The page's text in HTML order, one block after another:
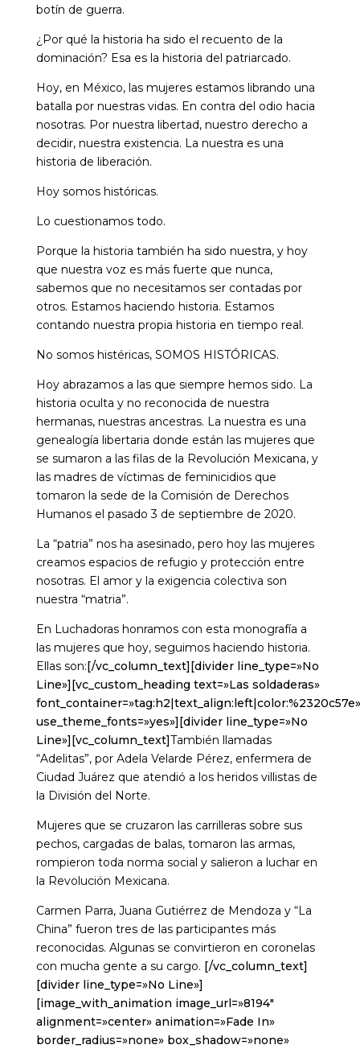
botín de guerra.
¿Por qué la historia ha sido el recuento de la
dominación? Esa es la historia del patriarcado.
Hoy, en México, las mujeres estamos librando una
batalla por nuestras vidas. En contra del odio hacia
nosotras. Por nuestra libertad, nuestro derecho a
decidir, nuestra existencia. La nuestra es una
historia de liberación.
Hoy somos históricas.
Lo cuestionamos todo.
Porque la historia también ha sido nuestra, y hoy
que nuestra voz es más fuerte que nunca,
sabemos que no necesitamos ser contadas por
otros. Estamos haciendo historia. Estamos
contando nuestra propia historia en tiempo real.
No somos histéricas, SOMOS HISTÓRICAS.
Hoy abrazamos a las que siempre hemos sido. La
historia oculta y no reconocida de nuestra
hermanas, nuestras ancestras. La nuestra es una
genealogía libertaria donde están las mujeres que
se sumaron a las filas de la Revolución Mexicana, y
las madres de víctimas de feminicidios que
tomaron la sede de la Comisión de Derechos
Humanos el pasado 3 de septiembre de 2020.
La “patria” nos ha asesinado, pero hoy las mujeres
creamos espacios de refugio y protección entre
nosotras. El amor y la exigencia colectiva son
nuestra “matria”.
En Luchadoras honramos con esta monografía a
las mujeres que hoy, seguimos haciendo historia.
Ellas son: [/vc_column_text][divider line_type=»No
Line»][vc_custom_heading text=»Las soldaderas»
font_container=»tag:h2|text_align:left|color:%2320c57e»
use_theme_fonts=»yes»][divider line_type=»No
Line»][vc_column_text]También llamadas
“Adelitas”, por Adela Velarde Pérez, enfermera de
Ciudad Juárez que atendió a los heridos villistas de
la División del Norte.
Mujeres que se cruzaron las carrilleras sobre sus
pechos, cargadas de balas, tomaron las armas,
rompieron toda norma social y salieron a luchar en
la Revolución Mexicana.
Carmen Parra, Juana Gutiérrez de Mendoza y “La
China” fueron tres de las participantes más
reconocidas. Algunas se convirtieron en coronelas
con mucha gente a su cargo. [/vc_column_text]
[divider line_type=»No Line»]
[image_with_animation image_url=»8194″
alignment=»center» animation=»Fade In»
border_radius=»none» box_shadow=»none»